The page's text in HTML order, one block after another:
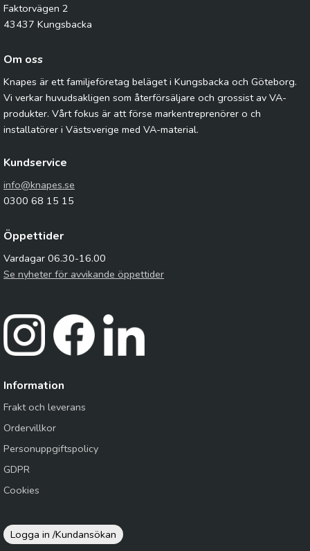
Faktorvägen 2
43437 Kungsbacka
Om oss
Knapes är ett familjeföretag beläget i Kungsbacka och Göteborg.
Vi verkar huvudsakligen som återförsäljare och grossist av VA-
produkter. Vårt fokus är att förse markentreprenörer o ch
installatörer i Västsverige med VA-material.
Kundservice
info@knapes.se
0300 68 15 15
Öppettider
Vardagar 06.30-16.00
Se nyheter för avvikande öppettider
Information
Frakt och leverans
Ordervillkor
Personuppgiftspolicy
GDPR
Cookies
Logga in /Kundansökan